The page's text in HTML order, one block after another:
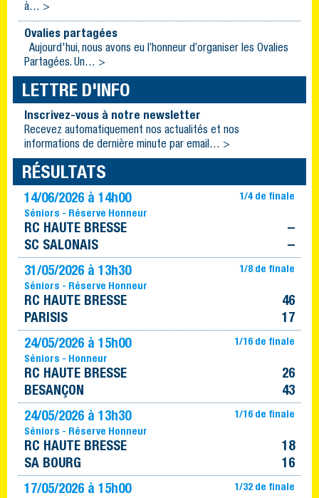
à… >
Ovalies partagées
Aujourd'hui, nous avons eu l’honneur d’organiser les Ovalies
Partagées. Un… >
LETTRE D'INFO
Inscrivez-vous à notre newsletter
Recevez automatiquement nos actualités et nos
informations de dernière minute par email… >
RÉSULTATS
14/06/2026 à 14h00
1/4 de finale
Séniors - Réserve Honneur
RC HAUTE BRESSE
–
SC SALONAIS
–
31/05/2026 à 13h30
1/8 de finale
Séniors - Réserve Honneur
RC HAUTE BRESSE
46
PARISIS
17
24/05/2026 à 15h00
1/16 de finale
Séniors - Honneur
RC HAUTE BRESSE
26
BESANÇON
43
24/05/2026 à 13h30
1/16 de finale
Séniors - Réserve Honneur
RC HAUTE BRESSE
18
SA BOURG
16
17/05/2026 à 15h00
1/32 de finale